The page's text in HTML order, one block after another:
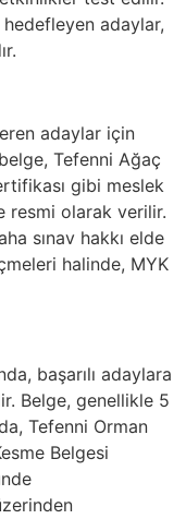
adaylar,
adaylar için
Tefenni Ağaç
gibi meslek
resmi olarak verilir.
sınav hakkı elde
halinde, MYK
başarılı adaylara
Belge, genellikle 5
Tefenni Orman
Belgesi